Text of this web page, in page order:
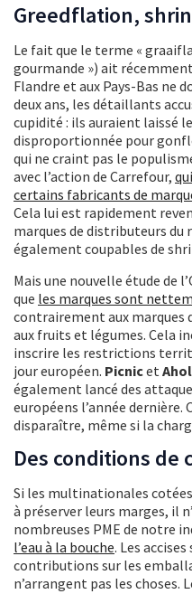
Greedflation,
Le fait que le terme «
gourmande ») ait
Flandre et aux Pays-Bas ne
deux ans, les détaillants
cupidité : ils auraient laissé
disproportionnée pour
qui ne craint pas le
avec l’action de Carrefour,
certains fabricants de
Cela lui est rapidement
marques de distributeurs
également coupables de
Mais une nouvelle étude de
que les marques sont
contrairement aux marques
aux fruits et légumes. Cela
inscrire les restrictions
jour européen. Picnicet
également lancé des
européens l’année dernière.
disparaître, même si la
Des conditions de
Si les multinationales
à préserver leurs marges, il
nombreuses PME de notre
l’eau à la bouche. Les
contributions sur les
n’arrangent pas les choses.